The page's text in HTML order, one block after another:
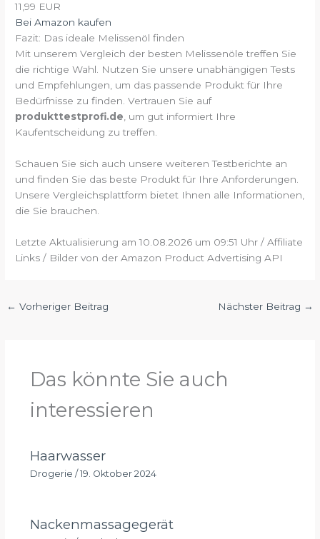
11,99 EUR
Bei Amazon kaufen
Fazit: Das ideale Melissenöl finden
Mit unserem Vergleich der besten Melissenöle treffen Sie
die richtige Wahl. Nutzen Sie unsere unabhängigen Tests
und Empfehlungen, um das passende Produkt für Ihre
Bedürfnisse zu finden. Vertrauen Sie auf
produkttestprofi.de , um gut informiert Ihre
Kaufentscheidung zu treffen.
Schauen Sie sich auch unsere weiteren Testberichte an
und finden Sie das beste Produkt für Ihre Anforderungen.
Unsere Vergleichsplattform bietet Ihnen alle Informationen,
die Sie brauchen.
Letzte Aktualisierung am 10.08.2026 um 09:51 Uhr / Affiliate
Links / Bilder von der Amazon Product Advertising API
← Vorheriger Beitrag Nächster Beitrag →
Das könnte Sie auch
interessieren
Haarwasser
Drogerie / 19. Oktober 2024
Nackenmassagegerät